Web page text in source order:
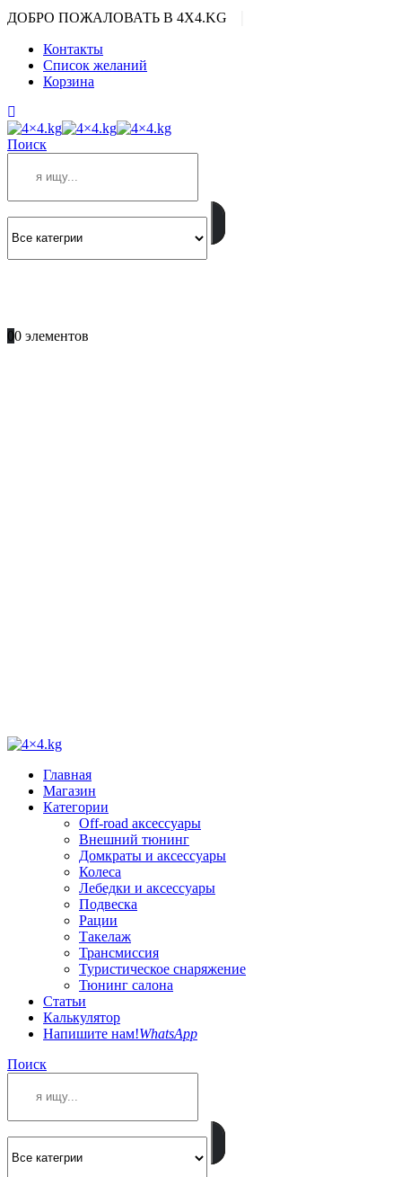
ДОБРО ПОЖАЛОВАТЬ В 4X4.KG
Контакты
Список желаний
Корзина
Поиск
00 элементов
Главная
Магазин
Категории
Off-road аксессуары
Внешний тюнинг
Домкраты и аксессуары
Колеса
Лебедки и аксессуары
Подвеска
Рации
Такелаж
Трансмиссия
Туристическое снаряжение
Тюнинг салона
Статьи
Калькулятор
Напишите нам!WhatsApp
Поиск